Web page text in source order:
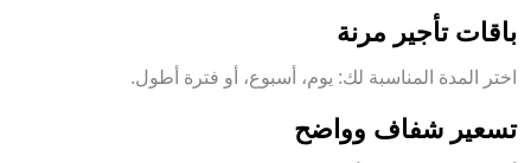
باقات تأجير مرنة
اختر المدة المناسبة لك: يوم، أسبوع، أو فترة أطول.
تسعير شفاف وواضح